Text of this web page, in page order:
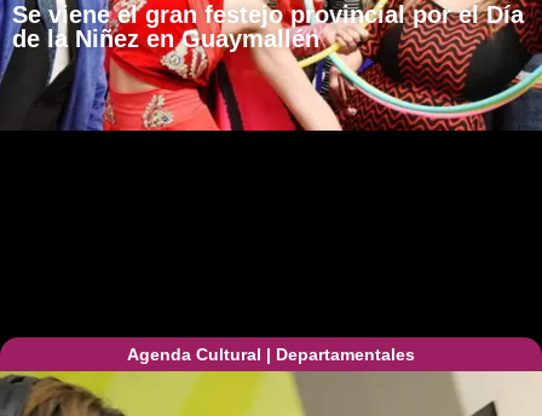
Se viene el gran festejo provincial por el Día
de la Niñez en Guaymallén
Agenda Cultural | Departamentales